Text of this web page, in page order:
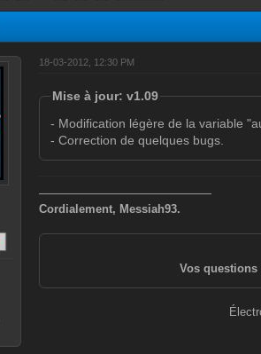
18-03-2012, 12:30 PM
Mise à jour: v1.09
- Modification légère de la variable
- Correction de quelques bugs.
———————————————
Cordialement, Messiah93.
Vos questions